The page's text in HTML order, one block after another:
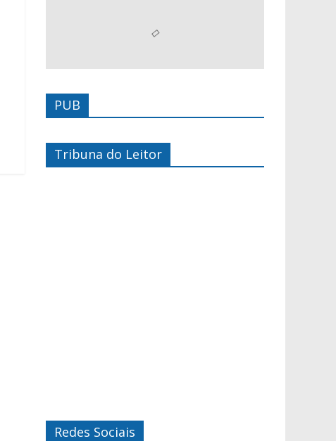
PUB
Tribuna do Leitor
Redes Sociais